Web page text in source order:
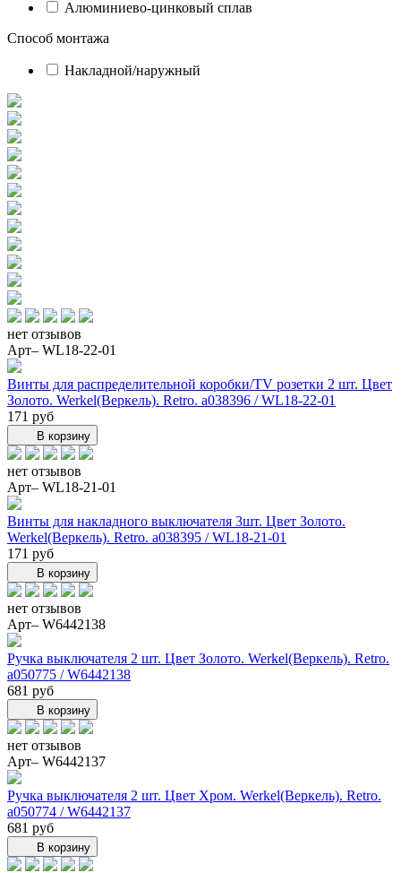
Алюминиево-цинковый сплав
Способ монтажа
Накладной/наружный
нет отзывов
Арт– WL18-22-01
Винты для распределительной коробки/TV розетки 2 шт. Цвет
Золото. Werkel(Веркель). Retro. a038396 / WL18-22-01
171 руб
В корзину
нет отзывов
Арт– WL18-21-01
Винты для накладного выключателя 3шт. Цвет Золото.
Werkel(Веркель). Retro. a038395 / WL18-21-01
171 руб
В корзину
нет отзывов
Арт– W6442138
Ручка выключателя 2 шт. Цвет Золото. Werkel(Веркель). Retro.
a050775 / W6442138
681 руб
В корзину
нет отзывов
Арт– W6442137
Ручка выключателя 2 шт. Цвет Хром. Werkel(Веркель). Retro.
a050774 / W6442137
681 руб
В корзину